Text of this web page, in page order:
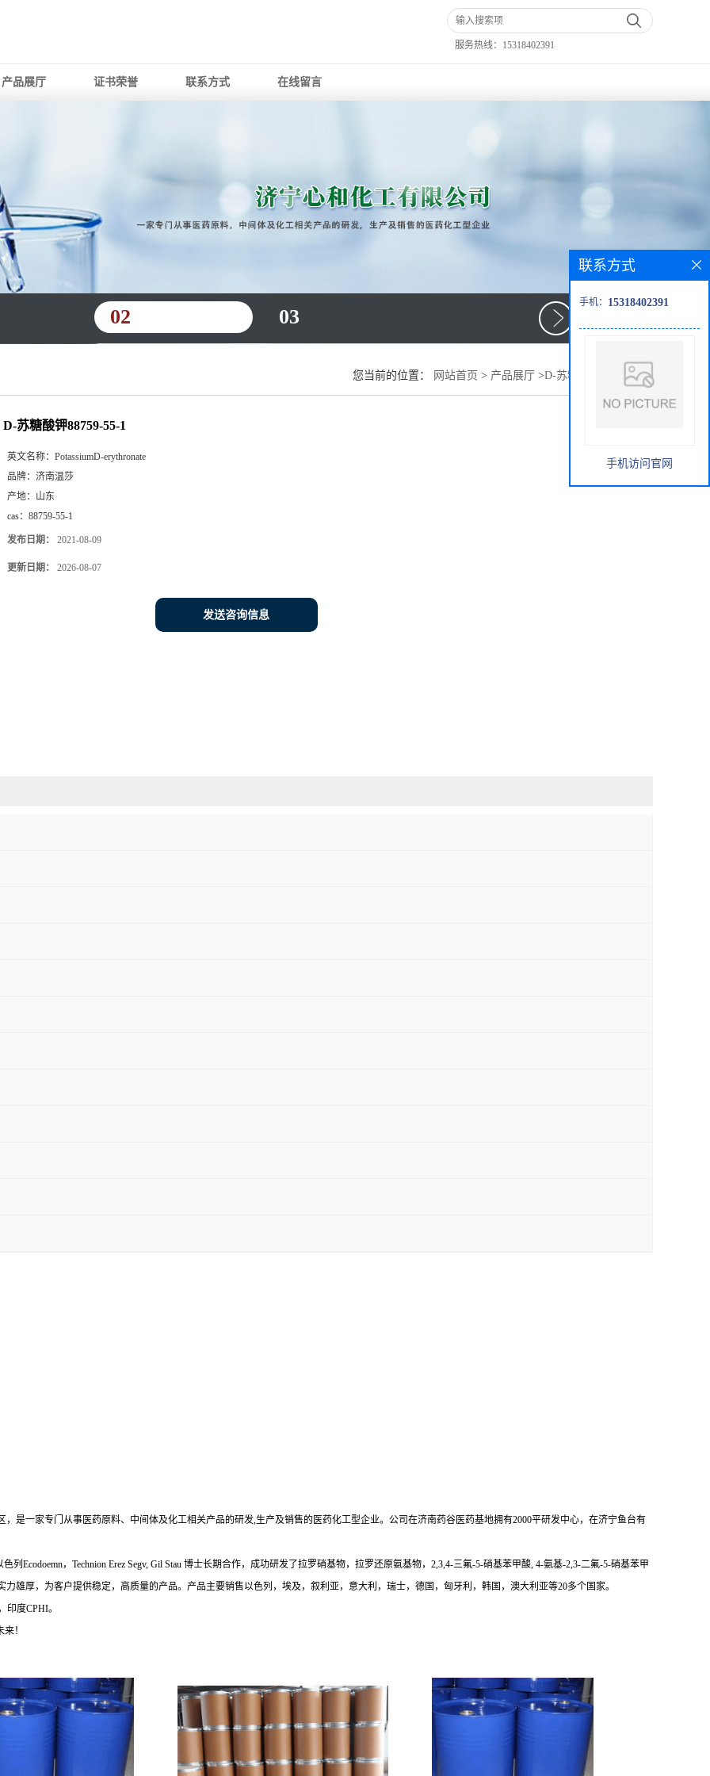
服务热线： 15318402391
产品展厅 证书荣誉 联系方式 在线留言
02 03
您当前的位置： 网站首页 > 产品展厅 >D-苏糖酸钾88759-55-1
D-苏糖酸钾88759-55-1
英文名称： PotassiumD-erythronate
品牌： 济南温莎
产地： 山东
cas： 88759-55-1
发布日期： 2021-08-09
更新日期： 2026-08-07
发送咨询信息
是一家专门从事医药原料、中间体及化工相关产品的研发,生产及销售的医药化工型企业。公司在济南药谷医药基地拥有2000平研发中心，在济宁鱼台有
，Technion Erez Segv, Gil Stau 博士长期合作，成功研发了拉罗硝基物，拉罗还原氨基物，2,3,4-三氟-5-硝基苯甲酸, 4-氨基-2,3-二氟-5-硝基苯甲
雄厚，为客户提供稳定，高质量的产品。产品主要销售以色列，埃及，叙利亚，意大利，瑞士，德国，匈牙利，韩国，澳大利亚等20多个国家。
度CPHI。
！
联系方式
手机： 15318402391
手机访问官网